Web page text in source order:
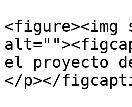
<figure><img
el proyecto
</p></